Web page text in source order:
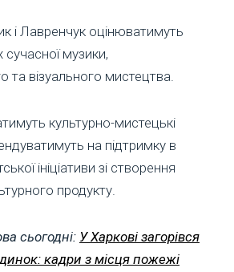
і Лавренчук оцінюватимуть
музики,
та візуального мистецтва.
культурно-мистецькі
на підтримку в
ініціативи зі створення
продукту.
сьогодні: У Харкові загорівся
кадри з місця пожежі